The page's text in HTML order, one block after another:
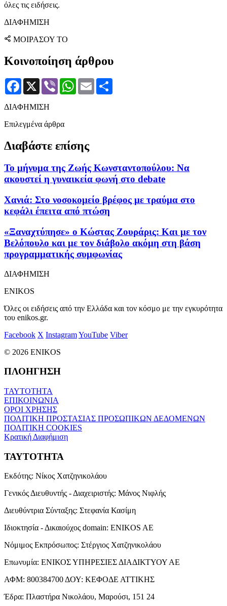
όλες τις ειδήσεις.
ΔΙΑΦΗΜΙΣΗ
ΜΟΙΡΑΣΟΥ ΤΟ
Κοινοποίηση άρθρου
Facebook
X Viber WhatsApp
Email
ΔΙΑΦΗΜΙΣΗ
Επιλεγμένα άρθρα
Διαβάστε επίσης
Το μήνυμα της Ζωής Κωνσταντοπούλου: Να
ακουστεί η γυναικεία φωνή στο debate
Χανιά: Στο νοσοκομείο βρέφος με τραύμα στο
κεφάλι έπειτα από πτώση
«Ξαναχτύπησε» ο Κώστας Ζουράρις: Και με τον
Βελόπουλο και με τον διάβολο ακόμη στη βάση
προγραμματικής συμφωνίας
ΔΙΑΦΗΜΙΣΗ
ENIKOS
Όλες οι ειδήσεις από την Ελλάδα και τον κόσμο με την εγκυρότητα
του enikos.gr.
Facebook X InstagramYouTube Viber
© 2026 ENIKOS
ΠΛΟΗΓΗΣΗ
ΤΑΥΤΟΤΗΤΑ
ΕΠΙΚΟΙΝΩΝΙΑ
ΟΡΟΙ ΧΡΗΣΗΣ
ΠΟΛΙΤΙΚΗ ΠΡΟΣΤΑΣΙΑΣ ΠΡΟΣΩΠΙΚΩΝ ΔΕΔΟΜΕΝΩΝ
ΠΟΛΙΤΙΚΗ COOKIES
Κρατική Διαφήμιση
ΤΑΥΤΟΤΗΤΑ
Εκδότης: Νίκος Χατζηνικολάου
Γενικός Διευθυντής - Διαχειριστής: Μάνος Νιφλής
Διευθύντρια Σύνταξης: Στεφανία Κασίμη
Ιδιοκτησία - Δικαιούχος domain: ENIKOS AE
Νόμιμος Εκπρόσωπος: Στέργιος Χατζηνικολάου
Επωνυμία: ΕΝΙΚΟΣ ΥΠΗΡΕΣΙΕΣ ΔΙΑΔΙΚΤΥΟΥ ΑΕ
ΑΦΜ: 800384700ΔΟΥ: ΚΕΦΟΔΕ ΑΤΤΙΚΗΣ
Έδρα: Πλαστήρα Νικολάου, Μαρούσι, 151 24